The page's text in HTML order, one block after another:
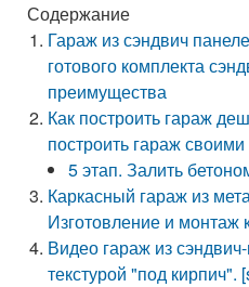
Содержание
Гараж из сэндвич
готового комплекта
преимущества
Как построить гараж
построить гараж
5 этап. Залить
Каркасный гараж из
Изготовление и монтаж
Видео гараж из
текстурой "под кирпич".